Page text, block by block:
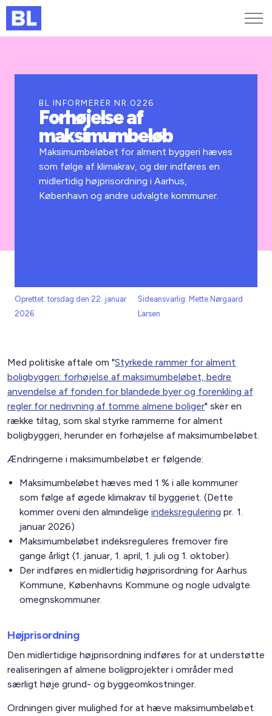
Kurser og arrangementer
Jobportalen
BL INFORMERER NR.0226
Forhøjelse af
maksimumbeløb
Maksimumbeløbet for alment byggeri hæves
som følge af klimakrav, og der indføres en
midlertidig højprisordning i Aarhus,
København og andre udvalgte kommuner.
Oprettet: torsdag den 22. januar
2026
Sideansvarlig: Mette Nørgaard
Larsen
Med politiske aftale om "Styrkede rammer for alment
boligbyggeri: forhøjelse af maksimumbeløbet, bedre
anvendelse af fonden for blandede byer og forenkling af
regler for nedrivning af tomme almene boliger" sker en
række tiltag, som skal styrke rammerne for alment
boligbyggeri, herunder en forhøjelse af maksimumbeløbet.
Ændringerne i maksimumbeløbet er følgende:
Maksimumbeløbet hæves med 1 % i alle kommuner
som følge af øgede klimakrav til byggeriet. (Dette
kommer oveni den almindeligeindeksregulering pr. 1.
januar 2026)
Maksimumbeløbet indeksreguleres fremover fire
gange årligt (1. januar, 1. april, 1. juli og 1. oktober).
Der indføres en midlertidig højprisordning for Aarhus
Kommune, Københavns Kommune og nogle udvalgte
omegnskommuner.
Højprisordning
Den midlertidige højprisordning indføres for at understøtte
realiseringen af almene boligprojekter i områder med
særligt høje grund- og byggeomkostninger.
Ordningen giver mulighed for at hæve maksimumbeløbet